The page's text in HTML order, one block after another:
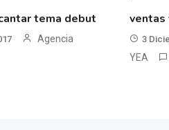
tema debut
Agencia
ventas
3
YEA